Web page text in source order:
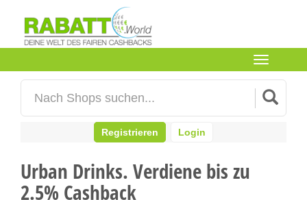
Registrieren Login
Toggle
navigation
Urban Drinks. Verdiene bis zu
2.5% Cashback